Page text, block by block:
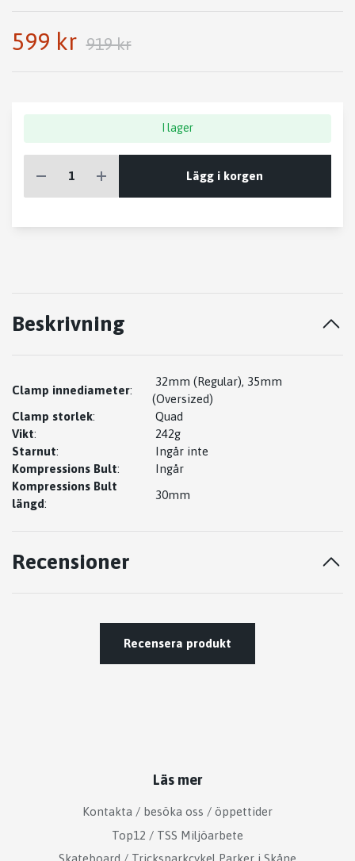
599 kr 919 kr
I lager
Lägg i korgen
Beskrivning
Clamp innediameter:
32mm (Regular), 35mm
(Oversized)
Clamp storlek:
Quad
Vikt:
242g
Starnut:
Ingår inte
Kompressions Bult:
Ingår
Kompressions Bult
längd:
30mm
Recensioner
Recensera produkt
Läs mer
Kontakta / besöka oss / öppettider
Top12 / TSS Miljöarbete
Skateboard / Tricksparkcykel Parker i Skåne